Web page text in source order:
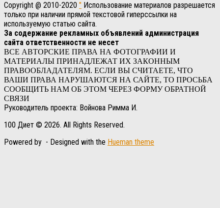
Copyright @ 2010-2020 " Использование материалов разрешается
только при наличии прямой текстовой гиперссылки на
используемую статью сайта.
За содержание рекламных объявлений администрация
сайта ответственности не несет
ВСЕ АВТОРСКИЕ ПРАВА НА ФОТОГРАФИИ И
МАТЕРИАЛЫ ПРИНАДЛЕЖАТ ИХ ЗАКОННЫМ
ПРАВООБЛАДАТЕЛЯМ. ЕСЛИ ВЫ СЧИТАЕТЕ, ЧТО
ВАШИ ПРАВА НАРУШАЮТСЯ НА САЙТЕ, ТО ПРОСЬБА
СООБЩИТЬ НАМ ОБ ЭТОМ ЧЕРЕЗ ФОРМУ ОБРАТНОЙ
СВЯЗИ
Руководитель проекта: Войнова Римма И.
100 Диет © 2026. All Rights Reserved.
Powered by - Designed with the Hueman theme